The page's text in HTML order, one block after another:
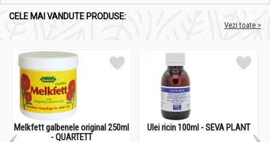
CELE MAI VANDUTE PRODUSE:
Vezi toate >
Melkfett galbenele original 250ml
- QUARTETT
Ulei ricin 100ml - SEVA PLANT